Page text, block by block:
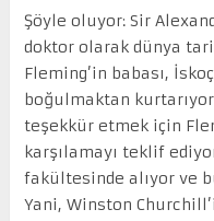
Şöyle oluyor: Sir
doktor olarak dünya
Fleming’in babası,
boğulmaktan
teşekkür etmek için
karşılamayı teklif
fakültesinde alıyor ve
Yani, Winston